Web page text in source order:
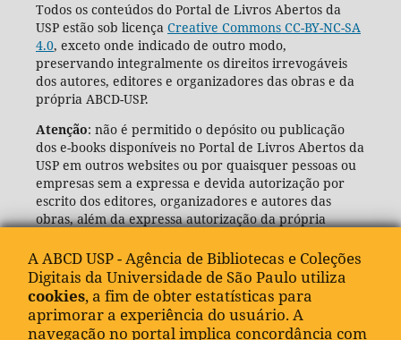
Todos os conteúdos do Portal de Livros Abertos da
USP estão sob licença Creative Commons CC-BY-NC-SA
4.0, exceto onde indicado de outro modo,
preservando integralmente os direitos irrevogáveis
dos autores, editores e organizadores das obras e da
própria ABCD-USP.
Atenção: não é permitido o depósito ou publicação
dos e-books disponíveis no Portal de Livros Abertos da
USP em outros websites ou por quaisquer pessoas ou
empresas sem a expressa e devida autorização por
escrito dos editores, organizadores e autores das
obras, além da expressa autorização da própria
(ABCD-USP).
A ABCD USP - Agência de Bibliotecas e Coleções
Digitais da Universidade de São Paulo utiliza
cookies, a fim de obter estatísticas para
aprimorar a experiência do usuário. A
navegação no portal implica concordância com